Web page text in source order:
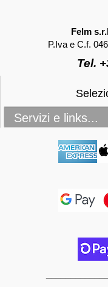
Felm
P.Iva e C.f.
Tel.